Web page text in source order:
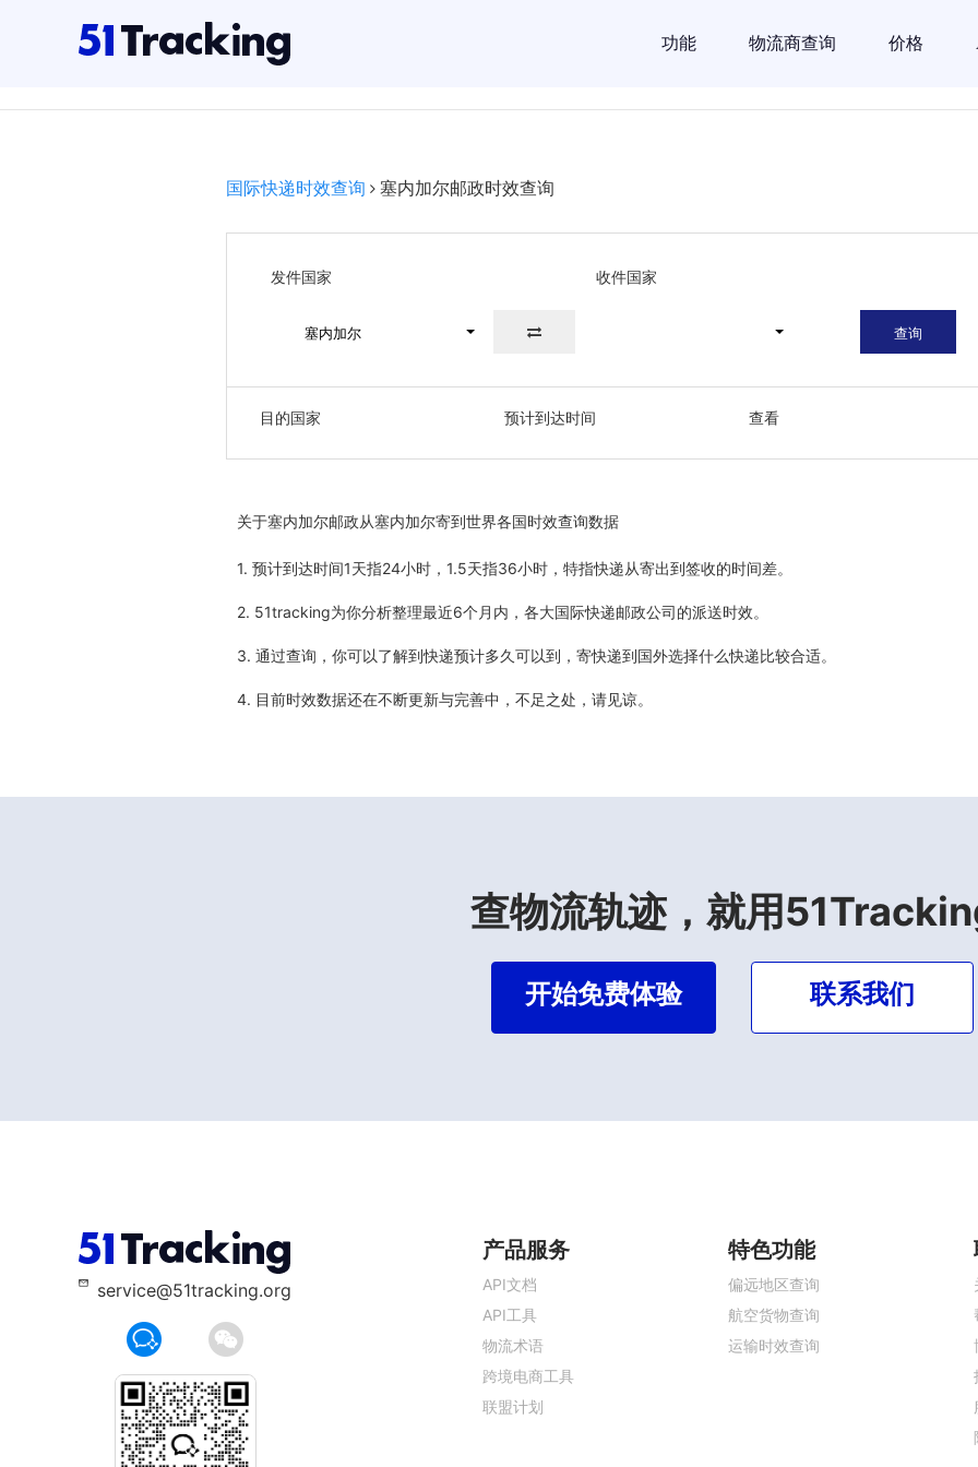
功能 物流商查询 价格
国际快递时效查询 塞内加尔邮政时效查询
发件国家 收件国家
塞内加尔 查询
目的国家 预计到达时间 查看
关于塞内加尔邮政从塞内加尔寄到世界各国时效查询数据
1. 预计到达时间1天指24小时，1.5天指36小时，特指快递从寄出到签收的时间差。
2. 51tracking为你分析整理最近6个月内，各大国际快递邮政公司的派送时效。
3. 通过查询，你可以了解到快递预计多久可以到，寄快递到国外选择什么快递比较合适。
4. 目前时效数据还在不断更新与完善中，不足之处，请见谅。
查物流轨迹，就用
开始免费体验 联系我们
service@51tracking.org
产品服务
API文档
API工具
物流术语
跨境电商工具
联盟计划
特色功能
偏远地区查询
航空货物查询
运输时效查询